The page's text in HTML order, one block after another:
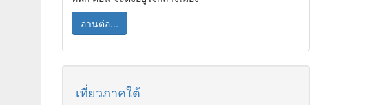
อ่านต่อ...
เที่ยวภาคใต้